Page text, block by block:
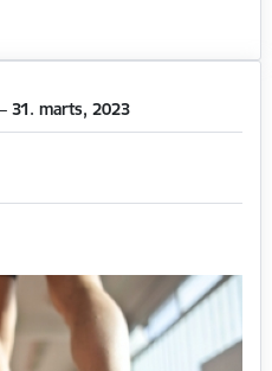
31. marts, 2023